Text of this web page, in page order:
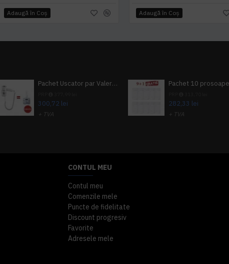
Adaugă în Coş Adaugă în Coş
Pachet Uscator par Valera Action Super Plus + GRATUIT Sampon si gel de dus Tork
300,72 lei
+ TVA
282,33 lei
+ TVA
CONTUL MEU
Contul meu
Comenzile mele
Puncte de fidelitate
Discount progresiv
Favorite
Adresele mele